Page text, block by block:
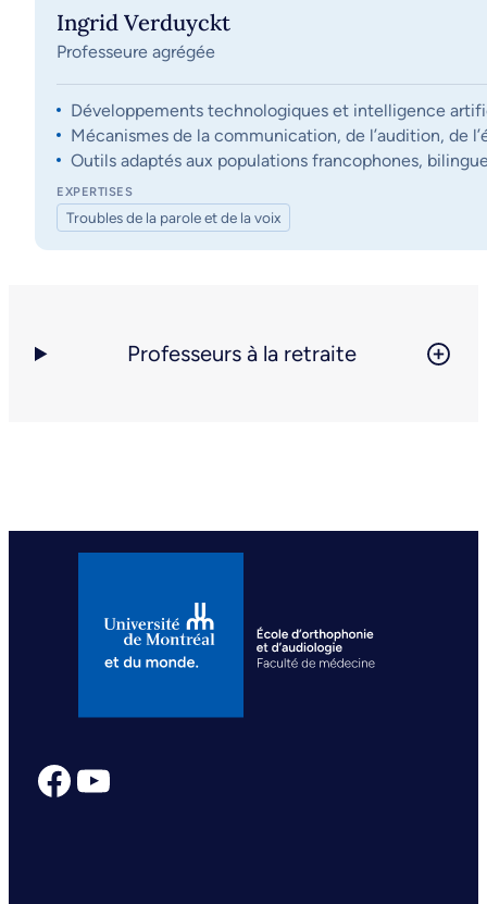
Ingrid Verduyckt
Professeure agrégée
Développements technologiques et intelligence
Mécanismes de la communication, de l’audition, de
Outils adaptés aux populations francophones,
EXPERTISES
Troubles de la parole et de la voix
Professeurs à la retraite
Facebook YouTube